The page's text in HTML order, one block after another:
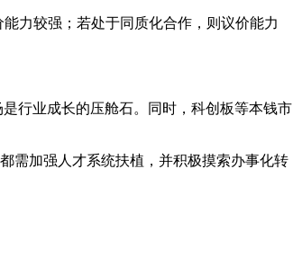
力较强；若处于同质化合作，则议价能力
行业成长的压舱石。同时，科创板等本钱市
需加强人才系统扶植，并积极摸索办事化转